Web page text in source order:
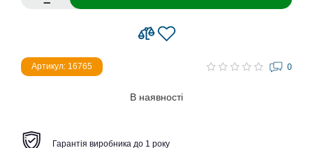
Артикул: 16765 0
В наявності
Гарантія виробника до 1 року